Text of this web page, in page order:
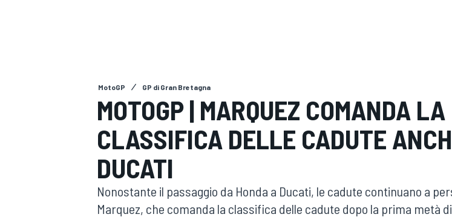
WRC
MotoGP GP di Gran Bretagna
MOTOGP | MARQUEZ COMANDA LA
CLASSIFICA DELLE CADUTE
DUCATI
Nonostante il passaggio da Honda a Ducati, le cadute continuano a
Marquez, che comanda la classifica delle cadute dopo la prima metà